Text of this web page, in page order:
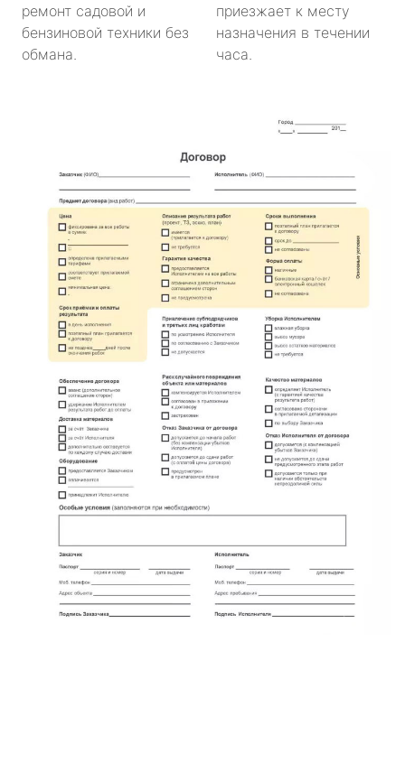
ремонт садовой и
бензиновой техники без
обмана.
приезжает к месту
назначения в течении
часа.